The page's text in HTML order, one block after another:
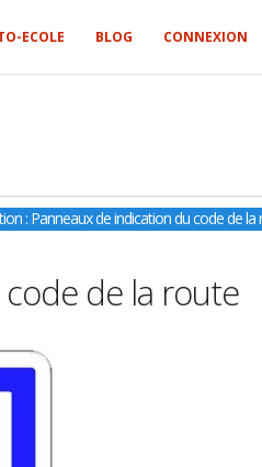
ECOLE BLOG CONNEXION
: Panneaux de indication du code de la
de la route